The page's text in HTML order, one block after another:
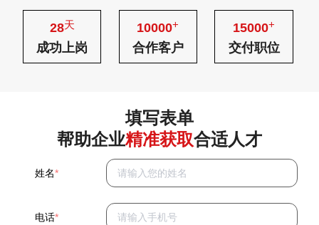
28天
成功上岗
10000+
合作客户
15000+
交付职位
填写表单
帮助企业精准获取合适人才
姓名*
电话*